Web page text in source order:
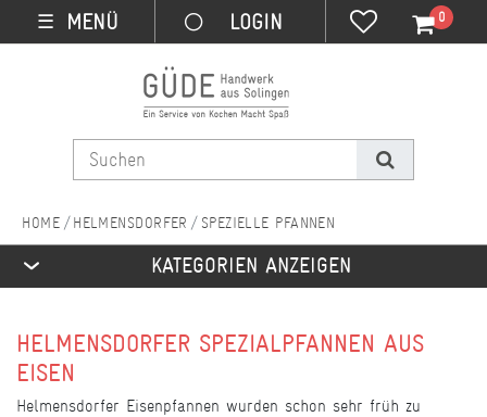
☰ MENÜ 0
HELMENSDORFER SPEZIELLE PFANNEN
KATEGORIEN ANZEIGEN
HELMENSDORFER SPEZIALPFANNEN AUS
EISEN
Helmensdorfer Eisenpfannen wurden schon sehr früh zu